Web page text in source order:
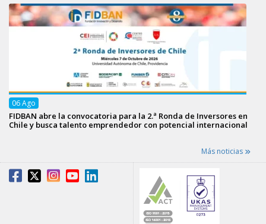
06Ago
FIDBAN abre la convocatoria para la 2.ª Ronda de Inversores en
Chile y busca talento emprendedor con potencial internacional
Más noticias